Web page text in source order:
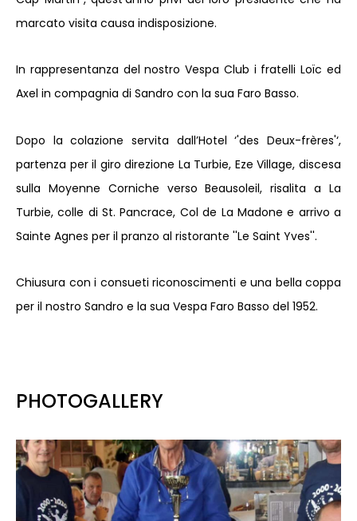
marcato visita causa indisposizione.
In rappresentanza del nostro Vespa Club i fratelli Loïc ed
Axel in compagnia di Sandro con la sua Faro Basso.
Dopo la colazione servita dall’Hotel ‘'des Deux-frères'‘,
partenza per il giro direzione La Turbie, Eze Village, discesa
sulla Moyenne Corniche verso Beausoleil, risalita a La
Turbie, colle di St. Pancrace, Col de La Madone e arrivo a
Sainte Agnes per il pranzo al ristorante ''Le Saint Yves''.
Chiusura con i consueti riconoscimenti e una bella coppa
per il nostro Sandro e la sua Vespa Faro Basso del 1952.
PHOTOGALLERY